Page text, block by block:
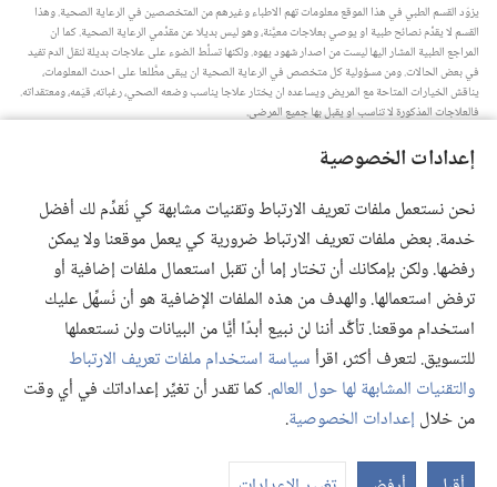
إعدادات الخصوصية
نحن نستعمل ملفات تعريف الارتباط وتقنيات مشابهة كي نُقدِّم لك أفضل
خدمة. بعض ملفات تعريف الارتباط ضرورية كي يعمل موقعنا ولا يمكن
رفضها. ولكن بإمكانك أن تختار إما أن تقبل استعمال ملفات إضافية أو
ترفض استعمالها. والهدف من هذه الملفات الإضافية هو أن نُسهِّل عليك
استخدام موقعنا. تأكَّد أننا لن نبيع أبدًا أيًّا من البيانات ولن نستعملها
للتسويق. لتعرف أكثر، اقرأسياسة استخدام ملفات تعريف الارتباط
والتقنيات المشابهة لها حول العالم. كما تقدر أن تغيِّر إعداداتك في أي وقت
من خلال إعدادات الخصوصية.
يزوّد القسم الطبي في هذا الموقع معلومات تهم الاطباء وغيرهم من المتخصصين في الرعاية الصحية.‏ وهذا
القسم لا يقدِّم نصائح طبية او يوصي بعلاجات معيَّنة،‏ وهو ليس بديلا عن مقدِّمي الرعاية الصحية.‏ كما ان
المراجع الطبية المشار اليها ليست من اصدار شهود يهوه.‏ ولكنها تسلِّط الضوء على علاجات بديلة لنقل الدم تفيد
في بعض الحالات.‏ ومن مسؤولية كل متخصص في الرعاية الصحية ان يبقى مطَّلعا على احدث المعلومات،‏
يناقش الخيارات المتاحة مع المريض ويساعده ان يختار علاجا يناسب وضعه الصحي،‏ رغباته،‏ قيَمه،‏ ومعتقداته.‏
فالعلاجات المذكورة لا تناسب او يقبل بها جميع المرضى.‏
ملاحظة للمريض:‏ استشر دائما طبيبك او شخصا متخصصا في الرعاية الصحية لتحصل على معلومات حول
المشاكل الصحية والعلاجات المتاحة.‏ واستعن بالطبيب اذا شعرت انك مريض.‏
يلزم استخدام هذا الموقع وفقا لشروط الاستخدام.‏
إعدادات المظهر
© 2026 .Watch Tower Bible and Tract Society of Pennsylvania